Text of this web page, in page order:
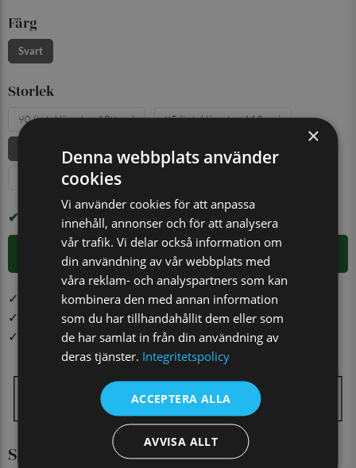
Färg
Svart
Storlek
90 (total längd ca 108 cm) 95 (total längd ca 113 cm)
100 (total längd ca 118 cm) 105 (total längd ca 123 cm)
110 (total längd ca 128 cm)
I LAGER
LÄGG I VARUKORGEN
✓ Öppet köp i 30 dagar ✓ Fri frakt från 499 kr
✓ Din beställning skickas inom 1-2 vardagar
✓ Snabb leverans från vårt lager i Jönköping
Så här mäter du
×
Denna webbplats använder
cookies
Vi använder cookies för att anpassa
innehåll, annonser och för att analysera
vår trafik. Vi delar också information om
din användning av vår webbplats med
våra reklam- och analyspartners som kan
kombinera den med annan information
som du har tillhandahållit dem eller som
de har samlat in från din användning av
deras tjänster. Integritetspolicy
ACCEPTERA ALLA
AVVISA ALLT